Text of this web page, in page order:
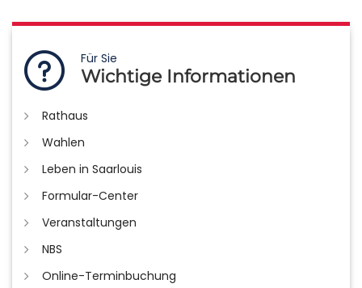
Für Sie
Wichtige Informationen
Rathaus
Wahlen
Leben in Saarlouis
Formular-Center
Veranstaltungen
NBS
Online-Terminbuchung